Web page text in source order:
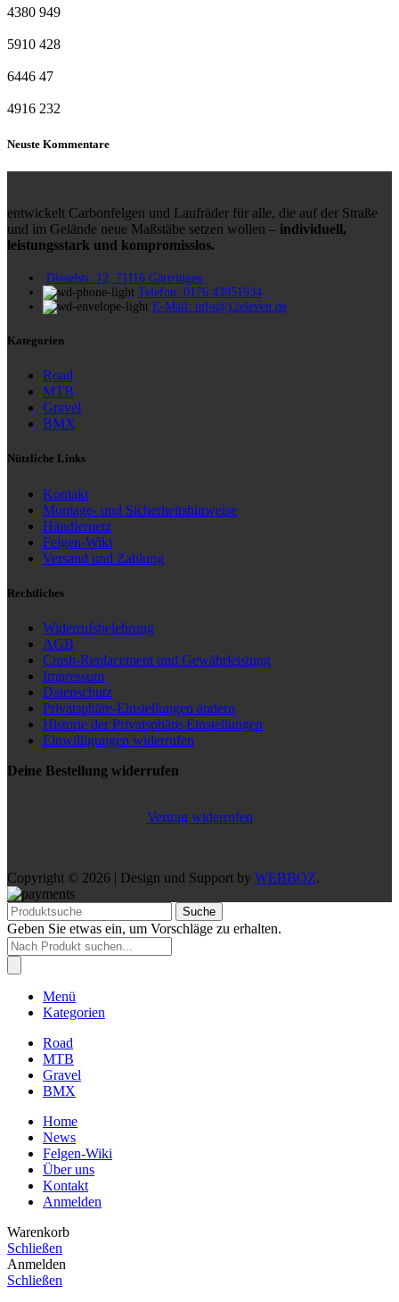
4380 949
5910 428
6446 47
4916 232
Neuste Kommentare
entwickelt Carbonfelgen und Laufräder für alle, die auf der Straße
und im Gelände neue Maßstäbe setzen wollen – individuell,
leistungsstark und kompromisslos.
Dieselstr. 12, 71116 Gärtringen
Telefon: 0176 43951934
E-Mail: info@12eleven.de
Kategorien
Road
MTB
Gravel
BMX
Nützliche Links
Kontakt
Montage- und Sicherheitshinweise
Händlernetz
Felgen-Wiki
Versand und Zahlung
Rechtliches
Widerrufsbelehrung
AGB
Crash-Replacement und Gewährleistung
Impressum
Datenschutz
Privatsphäre-Einstellungen ändern
Historie der Privatsphäre-Einstellungen
Einwilligungen widerrufen
Deine Bestellung widerrufen
Vertrag widerrufen
Copyright © 2026 | Design und Support by WEBBOZ.
Suche
Geben Sie etwas ein, um Vorschläge zu erhalten.
Products
search
Menü
Kategorien
Road
MTB
Gravel
BMX
Home
News
Felgen-Wiki
Über uns
Kontakt
Anmelden
Warenkorb
Schließen
Anmelden
Schließen